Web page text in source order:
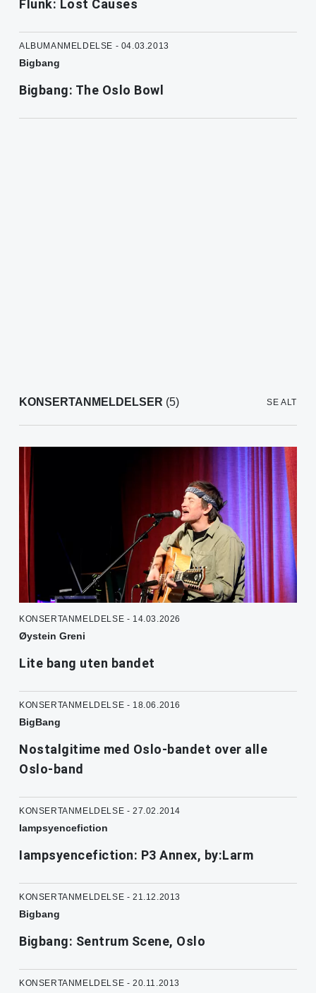
Flunk: Lost Causes
ALBUMANMELDELSE - 04.03.2013
Bigbang
Bigbang: The Oslo Bowl
KONSERTANMELDELSER (5) SE ALT
KONSERTANMELDELSE - 14.03.2026
Øystein Greni
Lite bang uten bandet
KONSERTANMELDELSE - 18.06.2016
BigBang
Nostalgitime med Oslo-bandet over alle
Oslo-band
KONSERTANMELDELSE - 27.02.2014
Iampsyencefiction
Iampsyencefiction: P3 Annex, by:Larm
KONSERTANMELDELSE - 21.12.2013
Bigbang
Bigbang: Sentrum Scene, Oslo
KONSERTANMELDELSE - 20.11.2013